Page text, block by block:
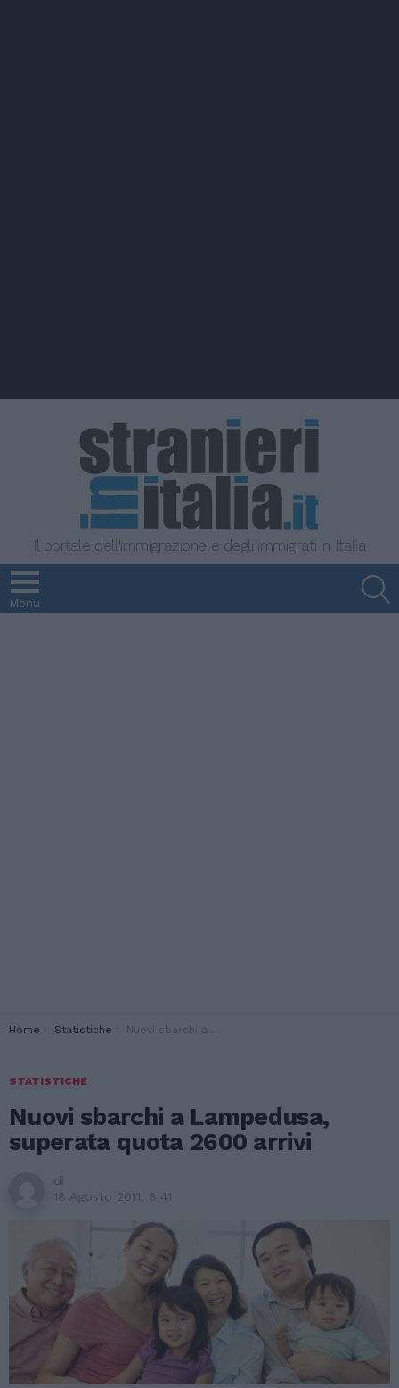
Il portale dell'immigrazione e degli immigrati in Italia
Menu
You are here:
Home Statistiche Nuovi sbarchi a Lampedusa, superata quota 2600 arrivi
STATISTICHE
Nuovi sbarchi a Lampedusa,
superata quota 2600 arrivi
di
18 Agosto 2011, 8:41